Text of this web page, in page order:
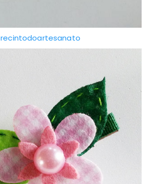
recintodoartesanato